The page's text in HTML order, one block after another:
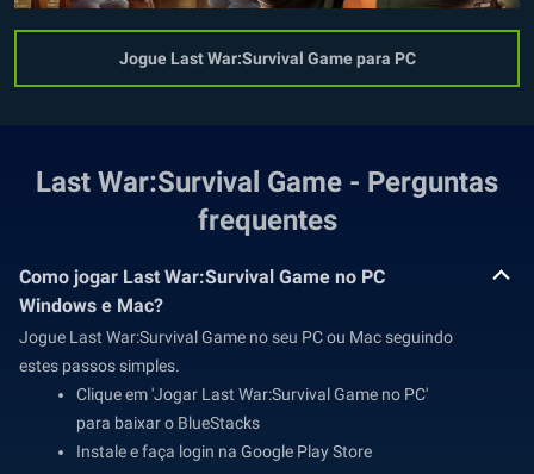
Jogue Last War:Survival Game para PC
Last War:Survival Game - Perguntas
frequentes
Como jogar Last War:Survival Game no PC
Windows e Mac?
Jogue Last War:Survival Game no seu PC ou Mac seguindo
estes passos simples.
Clique em 'Jogar Last War:Survival Game no PC'
para baixar o BlueStacks
Instale e faça login na Google Play Store